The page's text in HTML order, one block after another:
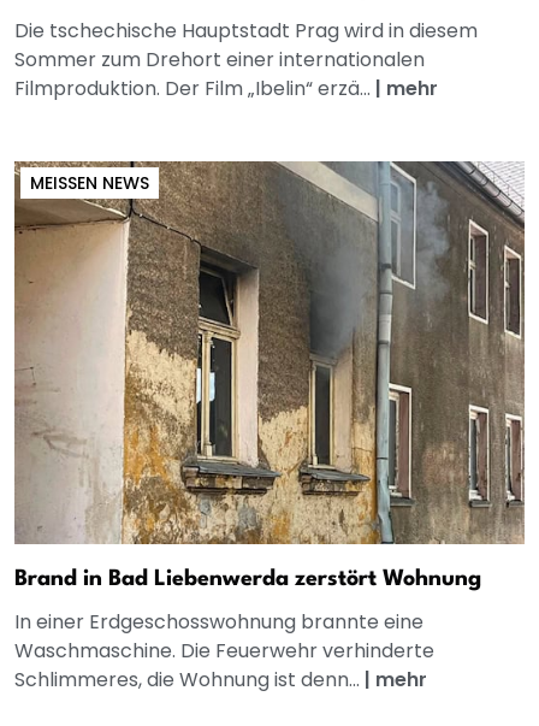
Die tschechische Hauptstadt Prag wird in diesem
Sommer zum Drehort einer internationalen
Filmproduktion. Der Film „Ibelin“ erzä... | mehr
MEISSEN NEWS
Brand in Bad Liebenwerda zerstört Wohnung
In einer Erdgeschosswohnung brannte eine
Waschmaschine. Die Feuerwehr verhinderte
Schlimmeres, die Wohnung ist denn... | mehr